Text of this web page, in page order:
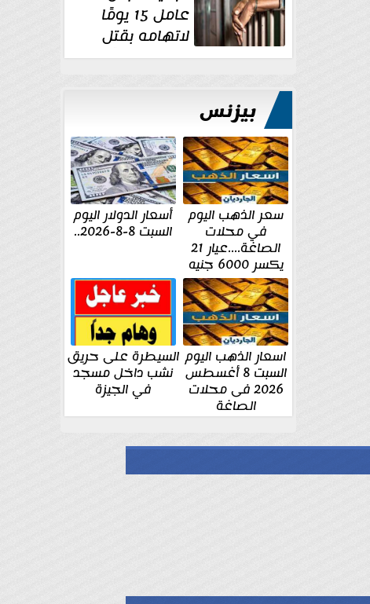
عامل 15 يومًا
لاتهامه بقتل
زوجته طعنًا
بيزنس
سعر الذهب اليوم
في محلات
الصاغة....عيار 21
يكسر 6000 جنيه
أسعار الدولار اليوم
السبت 8-8-2026..
اسعار الذهب اليوم
السبت 8 أغسطس
2026 فى محلات
الصاغة
السيطرة على حريق
نشب داخل مسجد
في الجيزة